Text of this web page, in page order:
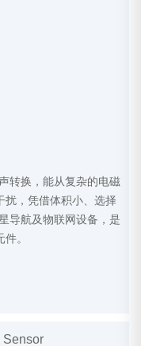
转换，能从复杂的电磁
扰，凭借体积小、选择
导航及物联网设备，是
。